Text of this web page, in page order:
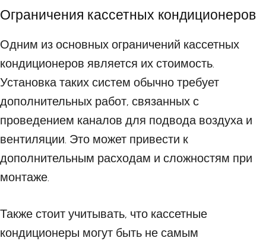
Ограничения кассетных кондиционеров
Одним из основных ограничений кассетных
кондиционеров является их стоимость.
Установка таких систем обычно требует
дополнительных работ, связанных с
проведением каналов для подвода воздуха и
вентиляции. Это может привести к
дополнительным расходам и сложностям при
монтаже.
Также стоит учитывать, что кассетные
кондиционеры могут быть не самым